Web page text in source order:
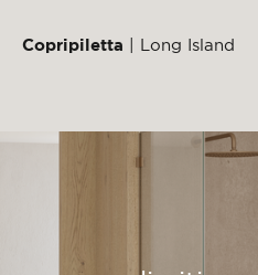
Copripiletta | Long Island